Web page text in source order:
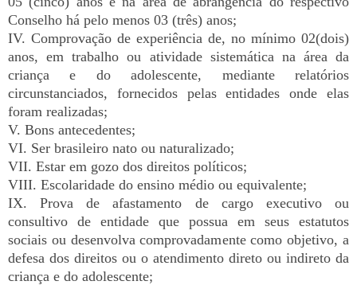
Conselho há pelo menos 03 (três) anos;
IV. Comprovação de experiência de, no mínimo 02(dois)
anos, em trabalho ou atividade sistemática na área da
criança e do adolescente, mediante relatórios
circunstanciados, fornecidos pelas entidades onde elas
foram realizadas;
V. Bons antecedentes;
VI. Ser brasileiro nato ou naturalizado;
VII. Estar em gozo dos direitos políticos;
VIII. Escolaridade do ensino médio ou equivalente;
IX. Prova de afastamento de cargo executivo ou
consultivo de entidade que possua em seus estatutos
sociais ou desenvolva comprovadamente como objetivo, a
defesa dos direitos ou o atendimento direto ou indireto da
criança e do adolescente;